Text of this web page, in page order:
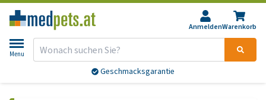
AnmeldenWarenkorb
Menu
Geschmacksgarantie